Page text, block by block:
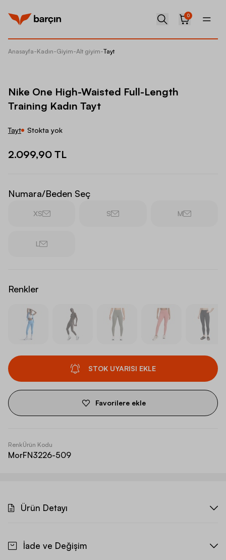
0
Anasayfa-Kadın-Giyim-Alt giyim-Tayt
Nike One High-Waisted Full-Length
Training Kadın Tayt
Tayt Stokta yok
2.099,90 TL
Numara/Beden Seç
XS S M
L
Renkler
STOK UYARISI EKLE
Favorilere ekle
Renk
Mor
Ürün Kodu
FN3226-509
Ürün Detayı
İade ve Değişim